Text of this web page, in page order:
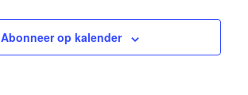
Abonneer op kalender